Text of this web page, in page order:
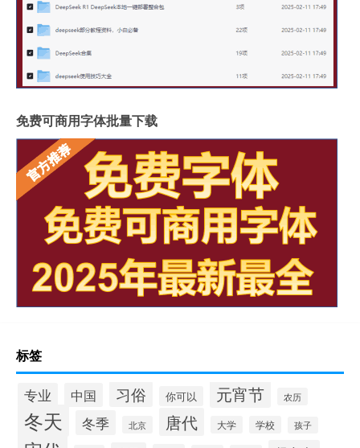
免费可商用字体批量下载
标签
专业 中国 习俗 你可以 元宵节 农历
冬天 冬季 北京 唐代 大学 学校 孩子